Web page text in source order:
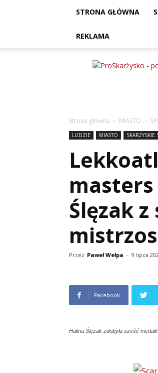
STRONA GŁÓWNA
REKLAMA
ProSkarżysko
Strona główna MIASTO
LUDZIE MIASTO SKARŻYSKIE
Ślęzak
Przez Paweł Wełpa - 9 lipca
Facebook
Halina Ślęzak zdobyła sześć medali!